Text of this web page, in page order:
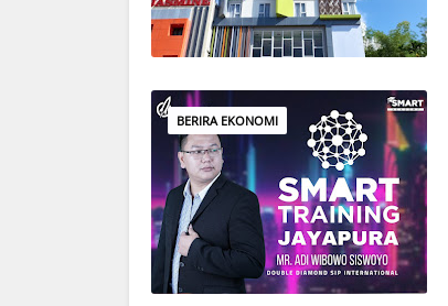
BERIRA EKONOMI